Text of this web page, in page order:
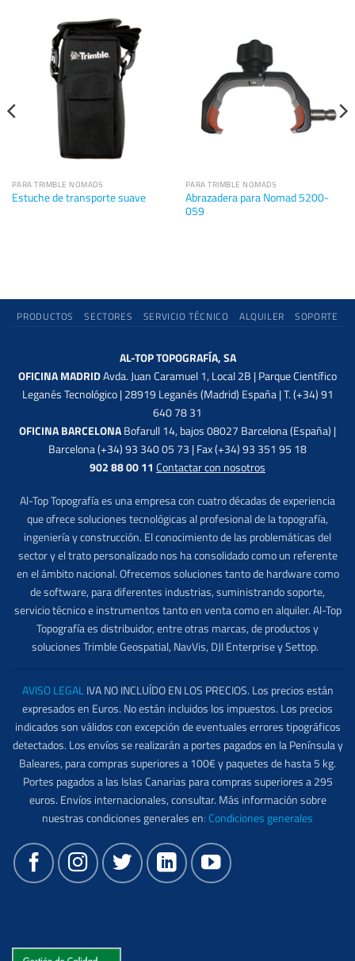
PARA TRIMBLE NOMAD5
Estuche de transporte suave
PARA TRIMBLE NOMAD5
Abrazadera para Nomad 5200-
059
PRODUCTOS SECTORES SERVICIO TÉCNICO ALQUILER SOPORTE
AL-TOP TOPOGRAFÍA, SA
OFICINA MADRIDAvda. Juan Caramuel 1, Local 2B | Parque Científico
Leganés Tecnológico | 28919 Leganés (Madrid) España | T. (+34) 91
640 78 31
OFICINA BARCELONABofarull 14, bajos 08027 Barcelona (España) |
Barcelona (+34) 93 340 05 73 | Fax (+34) 93 351 95 18
902 88 00 11 Contactar con nosotros
Al-Top Topografía es una empresa con cuatro décadas de experiencia
que ofrece soluciones tecnológicas al profesional de la topografía,
ingeniería y construcción. El conocimiento de las problemáticas del
sector y el trato personalizado nos ha consolidado como un referente
en el ámbito nacional. Ofrecemos soluciones tanto de hardware como
de software, para diferentes industrias, suministrando soporte,
servicio técnico e instrumentos tanto en venta como en alquiler. Al-Top
Topografía es distribuidor, entre otras marcas, de productos y
soluciones Trimble Geospatial, NavVis, DJI Enterprise y Settop.
AVISO LEGALIVA NO INCLUÍDO EN LOS PRECIOS. Los precios están
expresados en Euros. No están incluidos los impuestos. Los precios
indicados son válidos con excepción de eventuales errores tipográficos
detectados. Los envíos se realizarán a portes pagados en la Península y
Baleares, para compras superiores a 100€ y paquetes de hasta 5 kg.
Portes pagados a las Islas Canarias para compras superiores a 295
euros. Envíos internacionales, consultar. Más información sobre
nuestras condiciones generales en: Condiciones generales